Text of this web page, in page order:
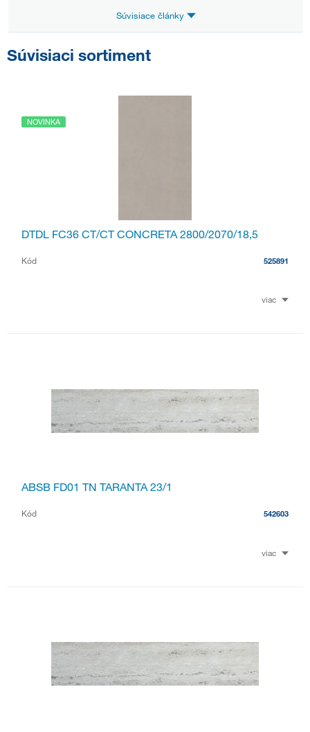
Súvisiace články
Súvisiaci sortiment
NOVINKA
DTDL FC36 CT/CT CONCRETA 2800/2070/18,5
Kód 525891
viac
ABSB FD01 TN TARANTA 23/1
Kód 542603
viac